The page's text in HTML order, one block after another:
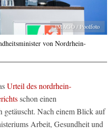
IMAGO / Poolfoto
von Nordrhein-
Urteil des nordrhein-
schon einen
getäuscht. Nach einem Blick auf
Arbeit, Gesundheit und